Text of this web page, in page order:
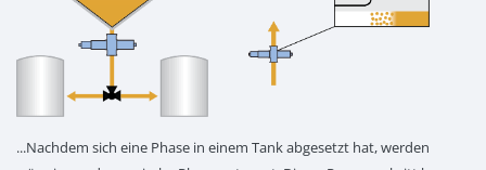
...Nachdem sich eine Phase in einem Tank abgesetzt hat, werden